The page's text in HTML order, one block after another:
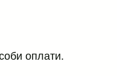
оплати.